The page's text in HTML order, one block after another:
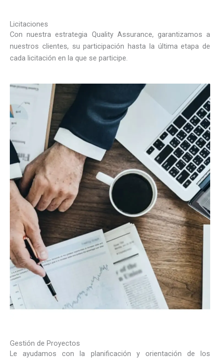
Licitaciones
Con nuestra estrategia Quality Assurance, garantizamos a
nuestros clientes, su participación hasta la última etapa de
cada licitación en la que se participe.
Gestión de Proyectos
Le ayudamos con la planificación y orientación de los